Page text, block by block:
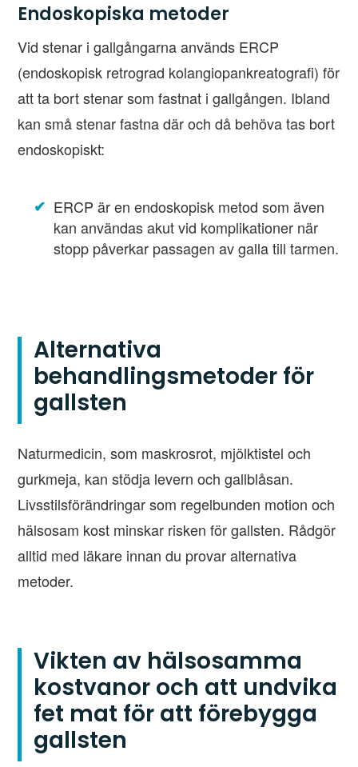
Endoskopiska metoder
Vid stenar i gallgångarna används ERCP
(endoskopisk retrograd kolangiopankreatografi) för
att ta bort stenar som fastnat i gallgången. Ibland
kan små stenar fastna där och då behöva tas bort
endoskopiskt:
ERCP är en endoskopisk metod som även
kan användas akut vid komplikationer när
stopp påverkar passagen av galla till tarmen.
Alternativa
behandlingsmetoder för
gallsten
Naturmedicin, som maskrosrot, mjölktistel och
gurkmeja, kan stödja levern och gallblåsan.
Livsstilsförändringar som regelbunden motion och
hälsosam kost minskar risken för gallsten. Rådgör
alltid med läkare innan du provar alternativa
metoder.
Vikten av hälsosamma
kostvanor och att undvika
fet mat för att förebygga
gallsten